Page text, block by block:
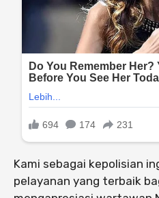
Kami sebagai kepolisian
pelayanan yang terbaik